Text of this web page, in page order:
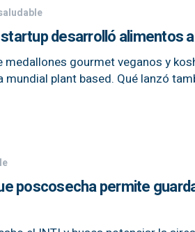
desarrolló alimentos
medallones gourmet veganos y
plant based. Qué lanzó
poscosecha permite